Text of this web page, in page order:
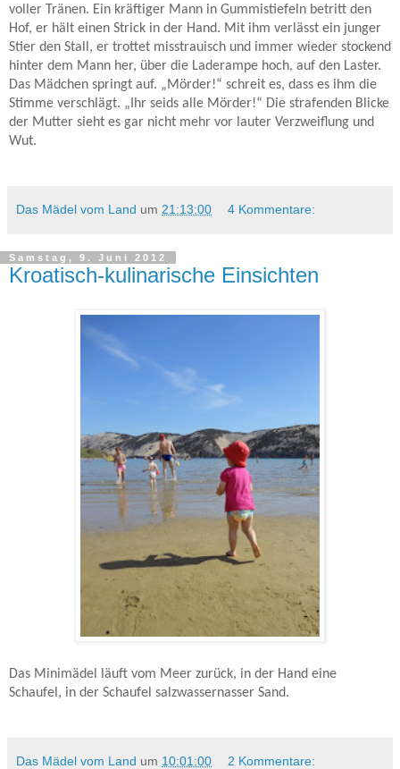
voller Tränen. Ein kräftiger Mann in Gummistiefeln betritt den
Hof, er hält einen Strick in der Hand. Mit ihm verlässt ein junger
Stier den Stall, er trottet misstrauisch und immer wieder stockend
hinter dem Mann her, über die Laderampe hoch, auf den Laster.
Das Mädchen springt auf. „Mörder!“ schreit es, dass es ihm die
Stimme verschlägt. „Ihr seids alle Mörder!“ Die strafenden Blicke
der Mutter sieht es gar nicht mehr vor lauter Verzweiflung und
Wut.
Das Mädel vom Land um 21:13:00 4 Kommentare:
Samstag, 9. Juni 2012
Kroatisch-kulinarische Einsichten
Das Minimädel läuft vom Meer zurück, in der Hand eine
Schaufel, in der Schaufel salzwassernasser Sand.
Das Mädel vom Land um 10:01:00 2 Kommentare: